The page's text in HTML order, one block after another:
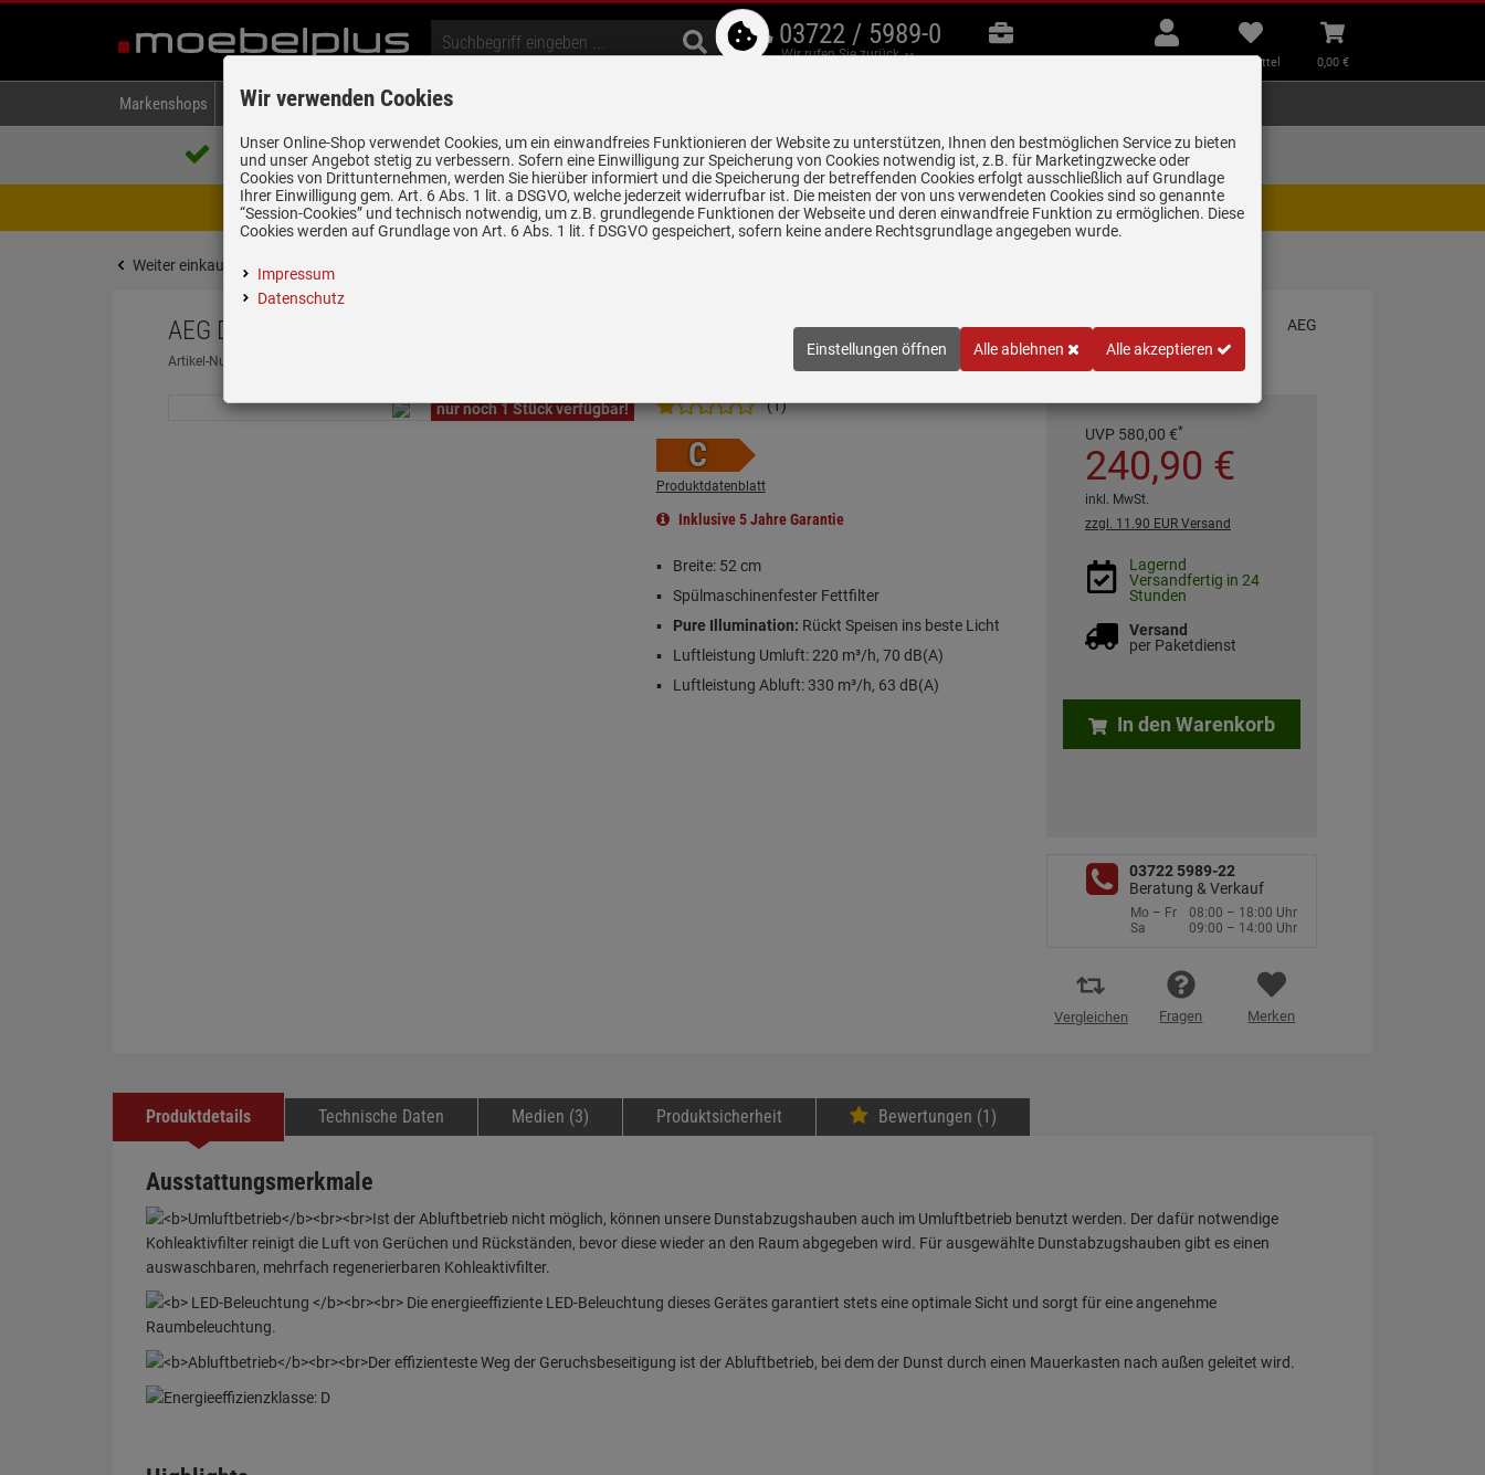
03722 / 5989-0
Wir rufen Sie zurück
B2B
Beratung
Mein
Konto
Merkzettel
aufklappen
Merkzettel
Warenkorb
aufklappen
0,00 €
Markenshops Backen & Kochen Kühlen & Gefrieren
Über 85.000 positive Bewertungen
auf eBay, Amazon und Trusted Shops
5 Jahre Garantie auf
alle gekennzeichneten Produkte
Lieferung zum
Wunschtermin
Achtung Wartungsarbeiten! Zwischen 8 und 10 Uhr werden einige Bilder und PDFs zeitweise nicht angezeigt. Wir bitten um Verständnis.
Weiter einkaufen
AEG DGB3523S Lüfterbaustein 52 cm Grau
Artikel-Nummer:
nur noch 1 Stück verfügbar! (1)
C
Produktdatenblatt
Inklusive 5 Jahre Garantie
Breite: 52 cm
Spülmaschinenfester Fettfilter
Pure Illumination: Rückt Speisen ins beste Licht
Luftleistung Umluft: 220 m³/h, 70 dB(A)
Luftleistung Abluft: 330 m³/h, 63 dB(A)
UVP 580,00 €*
240,90 €
inkl. MwSt.
zzgl. 11.90 EUR Versand
Lagernd
Versandfertig in 24
Stunden
Versand
per Paketdienst
In den Warenkorb
03722 5989-22
Beratung & Verkauf
Mo – Fr
08:00 – 18:00 Uhr
Sa
09:00 – 14:00 Uhr
Vergleichen Fragen Merken
Produktdetails Technische Daten Medien (3) Produktsicherheit Bewertungen (1)
Ausstattungsmerkmale
Wir verwenden Cookies
Unser Online-Shop verwendet Cookies, um ein einwandfreies Funktionieren der Website zu unterstützen, Ihnen den bestmöglichen Service zu bieten
und unser Angebot stetig zu verbessern. Sofern eine Einwilligung zur Speicherung von Cookies notwendig ist, z.B. für Marketingzwecke oder
Cookies von Drittunternehmen, werden Sie hierüber informiert und die Speicherung der betreffenden Cookies erfolgt ausschließlich auf Grundlage
Ihrer Einwilligung gem. Art. 6 Abs. 1 lit. a DSGVO, welche jederzeit widerrufbar ist. Die meisten der von uns verwendeten Cookies sind so genannte
“Session-Cookies” und technisch notwendig, um z.B. grundlegende Funktionen der Webseite und deren einwandfreie Funktion zu ermöglichen. Diese
Cookies werden auf Grundlage von Art. 6 Abs. 1 lit. f DSGVO gespeichert, sofern keine andere Rechtsgrundlage angegeben wurde.
Impressum
Datenschutz
Einstellungen öffnen Alle ablehnen Alle akzeptieren